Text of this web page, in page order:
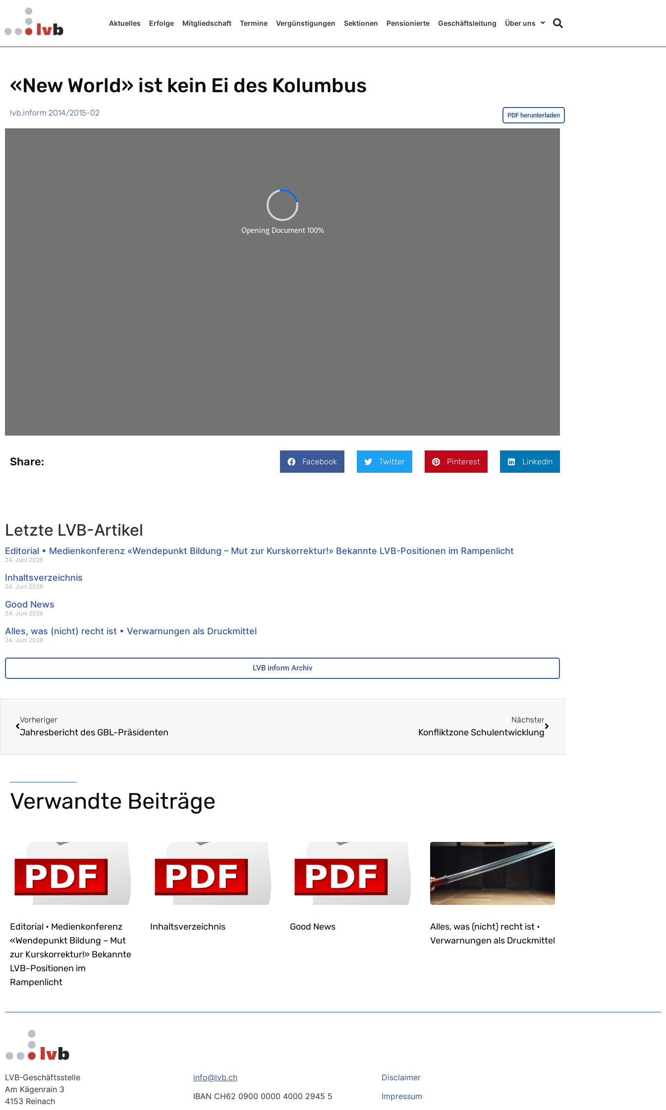
Aktuelles Erfolge Mitgliedschaft Termine Vergünstigungen Sektionen Pensionierte Geschäftsleitung Über uns
«New World» ist kein Ei des Kolumbus
lvb.inform 2014/2015-02 PDF herunterladen
Share: Facebook Twitter Pinterest LinkedIn
Letzte LVB-Artikel
Editorial • Medienkonferenz «Wendepunkt Bildung – Mut zur Kurskorrektur!» Bekannte LVB-Positionen im Rampenlicht
24. Juni 2026
Inhaltsverzeichnis
24. Juni 2026
Good News
24. Juni 2026
Alles, was (nicht) recht ist • Verwarnungen als Druckmittel
24. Juni 2026
LVB inform Archiv
Vorheriger
Jahresbericht des GBL-Präsidenten
Nächster
Konfliktzone Schulentwicklung
Verwandte Beiträge
Editorial • Medienkonferenz
«Wendepunkt Bildung – Mut
zur Kurskorrektur!» Bekannte
LVB-Positionen im
Rampenlicht
Inhaltsverzeichnis Good News
Alles, was (nicht) recht ist •
Verwarnungen als Druckmittel
LVB-Geschäftsstelle
Am Kägenrain 3
4153 Reinach
info@lvb.ch
IBAN CH62 0900 0000 4000 2945 5
Disclaimer
Impressum